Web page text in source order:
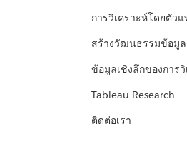
การวิเคราะห์โดยตัว
สร้างวัฒนธรรมข้อมูล
ข้อมูลเชิงลึกของการ
Tableau Research
ติดต่อเรา